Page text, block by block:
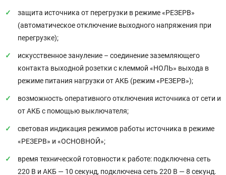
защита источника от перегрузки в режиме «РЕЗЕРВ»
(автоматическое отключение выходного напряжения при
перегрузке);
искусственное зануление – соединение заземляющего
контакта выходной розетки с клеммой «НОЛЬ» выхода в
режиме питания нагрузки от АКБ (режим «РЕЗЕРВ»);
возможность оперативного отключения источника от сети и
от АКБ с помощью выключателя;
световая индикация режимов работы источника в режиме
«РЕЗЕРВ» и «ОСНОВНОЙ»;
время технической готовности к работе: подключена сеть
220 В и АКБ — 10 секунд, подключена сеть 220 В — 8 секунд.